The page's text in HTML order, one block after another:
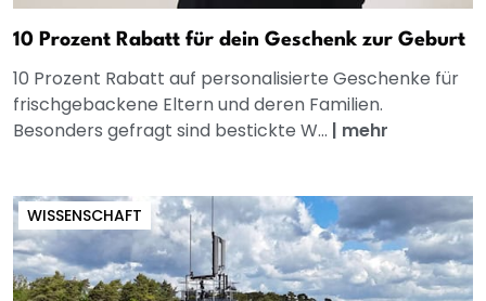
10 Prozent Rabatt für dein Geschenk zur Geburt
10 Prozent Rabatt auf personalisierte Geschenke für
frischgebackene Eltern und deren Familien.
Besonders gefragt sind bestickte W... | mehr
WISSENSCHAFT